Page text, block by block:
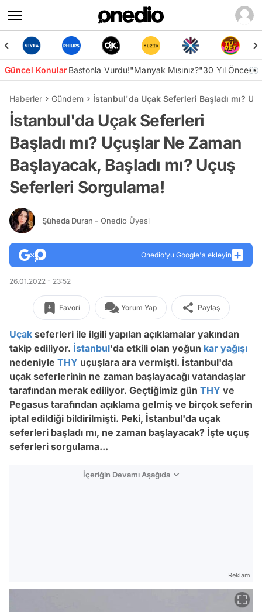
Güncel KonularBastonla Vurdu!"Manyak Mısınız?"30 Yıl Önce👀
Haberler Gündem İstanbul'da Uçak Seferleri Başladı mı?
İstanbul'da Uçak Seferleri
Başladı mı? Uçuşlar Ne Zaman
Başlayacak, Başladı mı? Uçuş
Seferleri Sorgulama!
Şüheda Duran - Onedio Üyesi
Onedio’yu Google'a ekleyin
26.01.2022 - 23:52
Favori Yorum Yap Paylaş
Uçak seferleri ile ilgili yapılan açıklamalar yakından
takip ediliyor. İstanbul'da etkili olan yoğun kar yağışı
nedeniyle THY uçuşlara ara vermişti. İstanbul'da
uçak seferlerinin ne zaman başlayacağı vatandaşlar
tarafından merak ediliyor. Geçtiğimiz gün THY ve
Pegasus tarafından açıklama gelmiş ve birçok seferin
iptal edildiği bildirilmişti. Peki, İstanbul'da uçak
seferleri başladı mı, ne zaman başlayacak? İşte uçuş
seferleri sorgulama...
İçeriğin Devamı Aşağıda
Reklam